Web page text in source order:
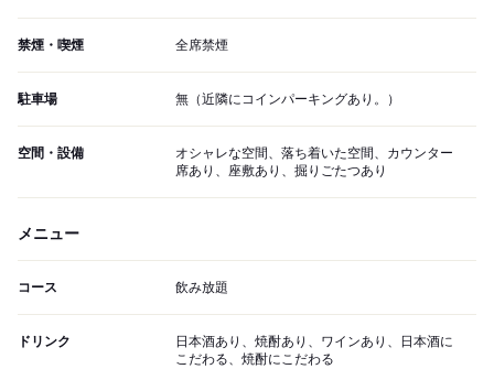
禁煙・喫煙 全席禁煙
駐車場 無（近隣にコインパーキングあり。）
空間・設備
オシャレな空間、落ち着いた空間、カウンター
席あり、座敷あり、掘りごたつあり
メニュー
コース 飲み放題
ドリンク
日本酒あり、焼酎あり、ワインあり、日本酒に
こだわる、焼酎にこだわる